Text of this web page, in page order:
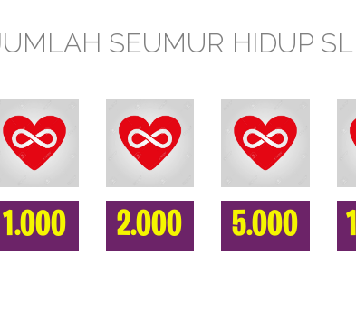
SEUMUR HIDUP
1.000 2.000 5.000